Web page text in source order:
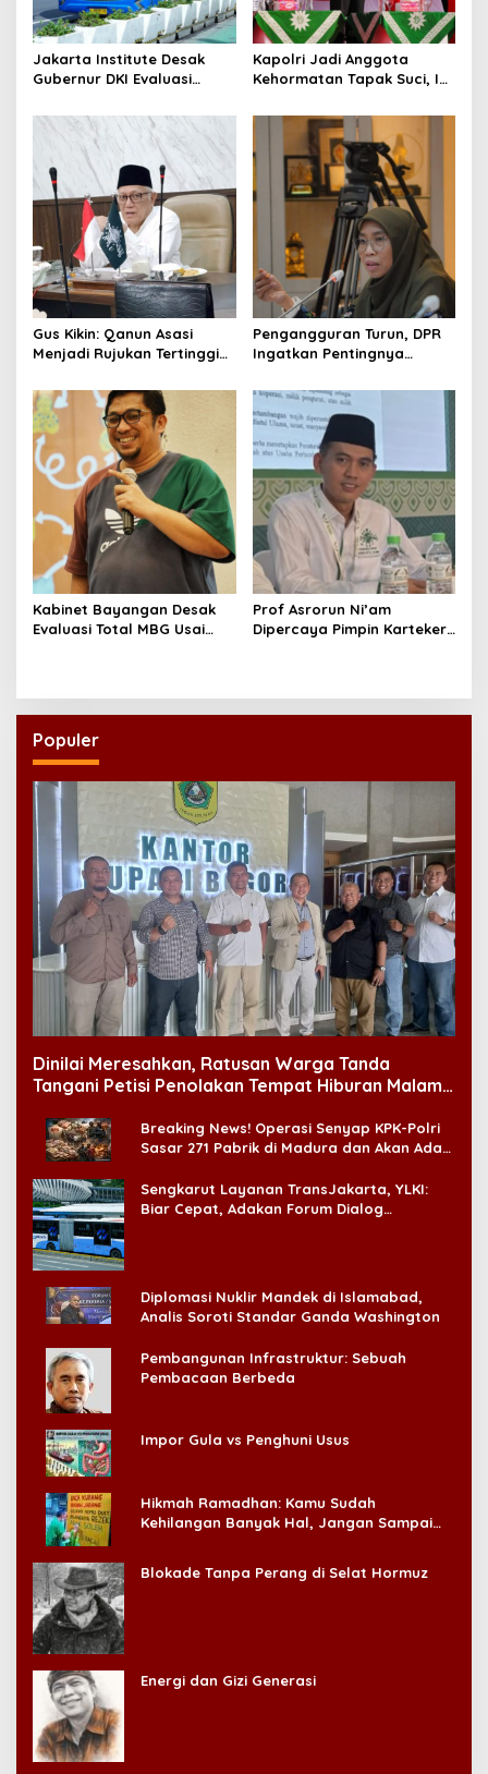
Jakarta Institute Desak
Gubernur DKI Evaluasi
Penumpang Diturunkan
Kapolri Jadi Anggota
Kehormatan Tapak Suci, Ini
Gus Kikin: Qanun Asasi
Menjadi Rujukan Tertinggi
Pengangguran Turun, DPR
Ingatkan Pentingnya
yang Layak
Kabinet Bayangan Desak
Evaluasi Total MBG Usai
Prof Asrorun Ni’am
Dipercaya Pimpin Karteker
Populer
Dinilai Meresahkan, Ratusan Warga Tanda
Tangani Petisi Penolakan Tempat Hiburan Malam
Breaking News! Operasi Senyap KPK-Polri
Sasar 271 Pabrik di Madura dan Akan Ada
Sengkarut Layanan TransJakarta, YLKI:
Biar Cepat, Adakan Forum Dialog
Diplomasi Nuklir Mandek di Islamabad,
Analis Soroti Standar Ganda Washington
Pembangunan Infrastruktur: Sebuah
Pembacaan Berbeda
Impor Gula vs Penghuni Usus
Hikmah Ramadhan: Kamu Sudah
Kehilangan Banyak Hal, Jangan Sampai
Blokade Tanpa Perang di Selat Hormuz
Energi dan Gizi Generasi